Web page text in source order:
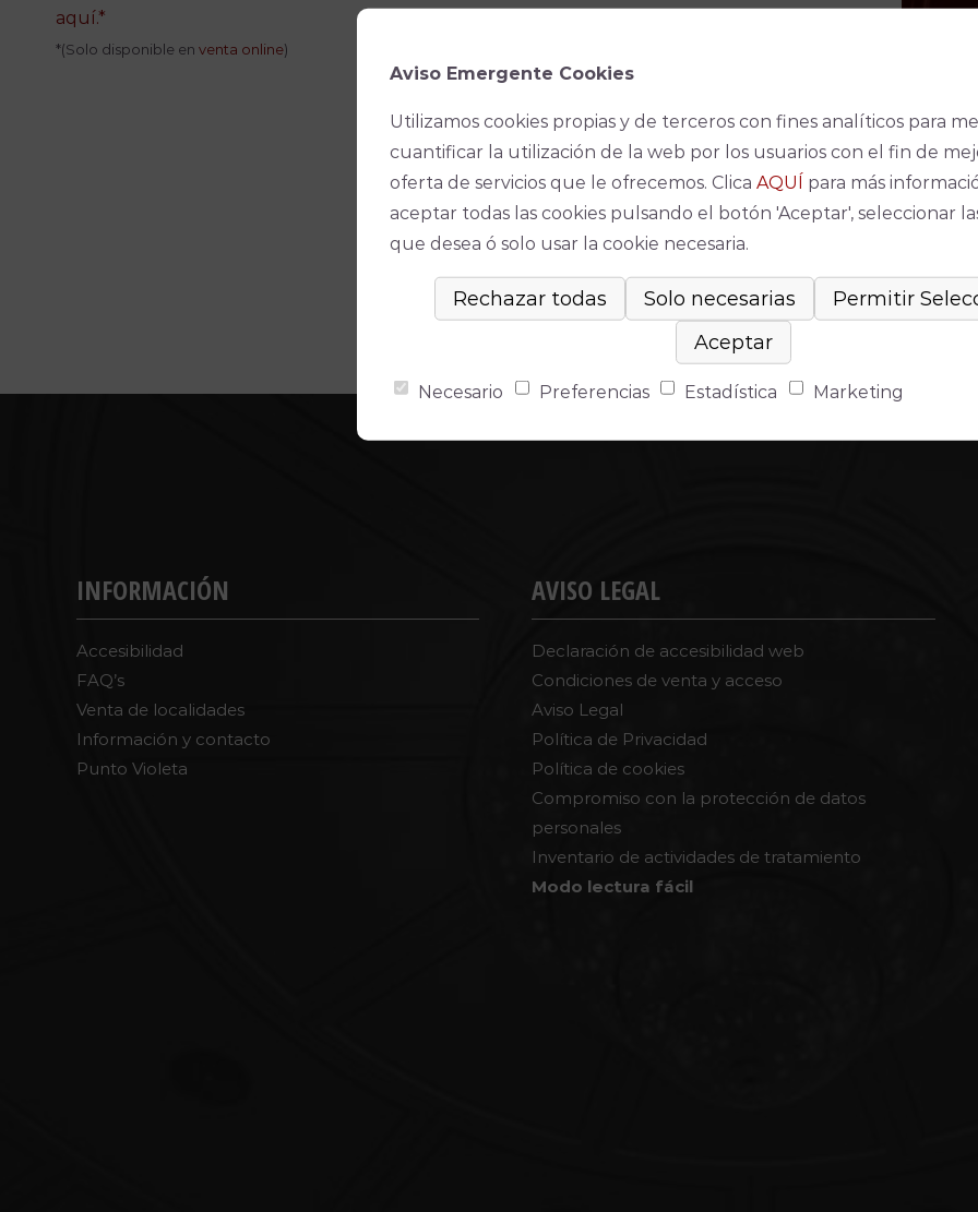
aquí.*
*(Solo disponible enventa online)
No se
INFORMACIÓN
Accesibilidad
FAQ’s
Venta de localidades
Información y contacto
Punto Violeta
AVISO LEGAL
Declaración de accesibilidad web
Condiciones de venta y acceso
Aviso Legal
Política de Privacidad
Política de cookies
Compromiso con la protección de datos
personales
Inventario de actividades de tratamiento
Modo lectura fácil
Aviso Emergente Cookies
Utilizamos cookies propias y de terceros con fines analíticos para
cuantificar la utilización de la web por los usuarios con el fin de
oferta de servicios que le ofrecemos. Clica AQUÍ para más
aceptar todas las cookies pulsando el botón 'Aceptar', seleccionar
que desea ó solo usar la cookie necesaria.
Necesario Preferencias Estadística Marketing